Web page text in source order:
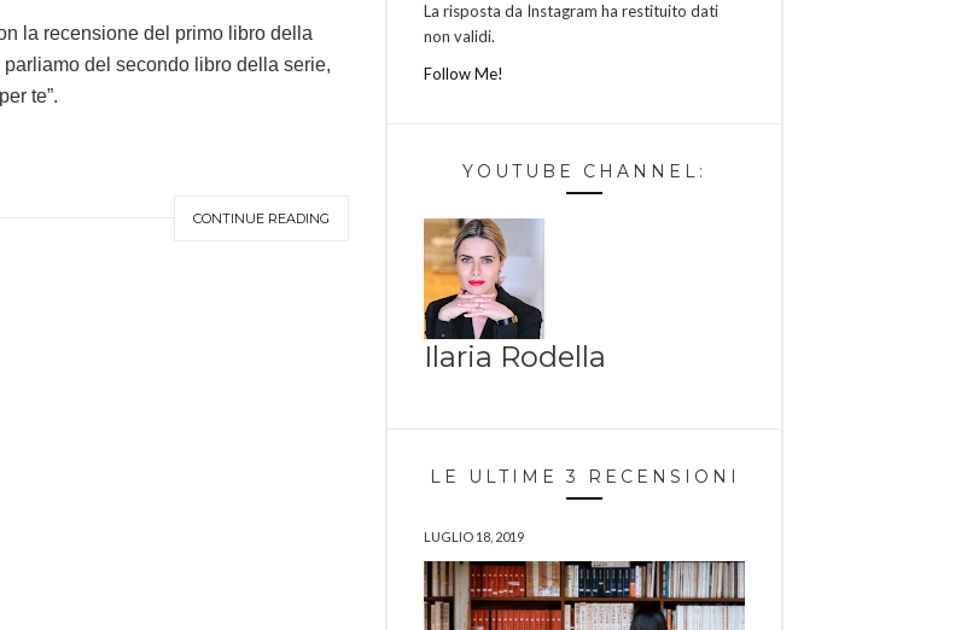
la recensione del primo libro della
del secondo libro della serie,
te”.
CONTINUE READING
La risposta da Instagram ha restituito dati
non validi.
Follow Me!
YOUTUBE CHANNEL:
Ilaria Rodella
LE ULTIME 3 RECENSIONI
LUGLIO 18, 2019